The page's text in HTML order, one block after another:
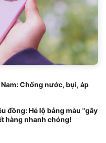
Chống nước, bụi, áp
đồng: Hé lộ bảng màu "gây
hàng nhanh chóng!